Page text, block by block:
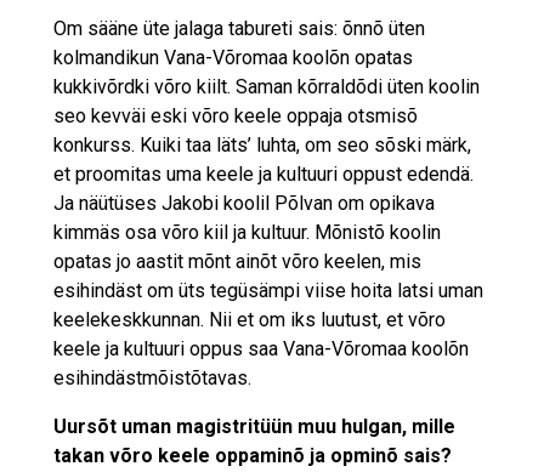
Om sääne üte jalaga tabureti sais: õnnõ üten
kolmandikun Vana-Võromaa koolõn opatas
kukkivõrdki võro kiilt. Saman kõrraldõdi üten koolin
seo kevväi eski võro keele oppaja otsmisõ
konkurss. Kuiki taa läts’ luhta, om seo sõski märk,
et proomitas uma keele ja kultuuri oppust edendä.
Ja näütüses Jakobi koolil Põlvan om opikava
kimmäs osa võro kiil ja kultuur. Mõnistõ koolin
opatas jo aastit mõnt ainõt võro keelen, mis
esihindäst om üts tegüsämpi viise hoita latsi uman
keelekeskkunnan. Nii et om iks luutust, et võro
keele ja kultuuri oppus saa Vana-Võromaa koolõn
esihindästmõistõtavas.
Uursõt uman magistritüün muu hulgan, mille
takan võro keele oppaminõ ja opminõ sais?